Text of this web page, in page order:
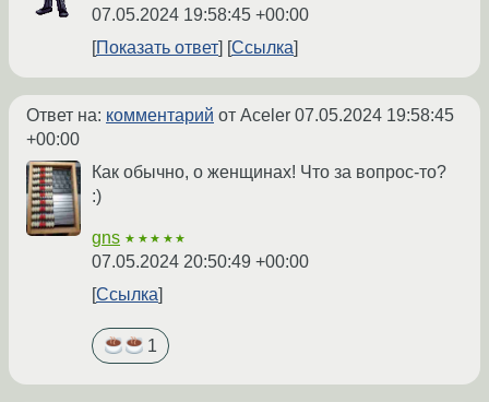
07.05.2024 19:58:45 +00:00
Показать ответ
Ссылка
Ответ на: комментарий от Aceler 07.05.2024 19:58:45
+00:00
Как обычно, о женщинах! Что за вопрос-то?
:)
gns ★★★★★
07.05.2024 20:50:49 +00:00
Ссылка
1